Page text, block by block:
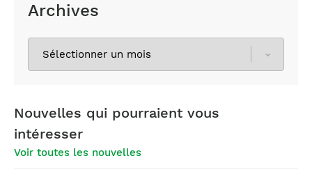
Archives
Nouvelles qui pourraient vous
intéresser
Voir toutes les nouvelles